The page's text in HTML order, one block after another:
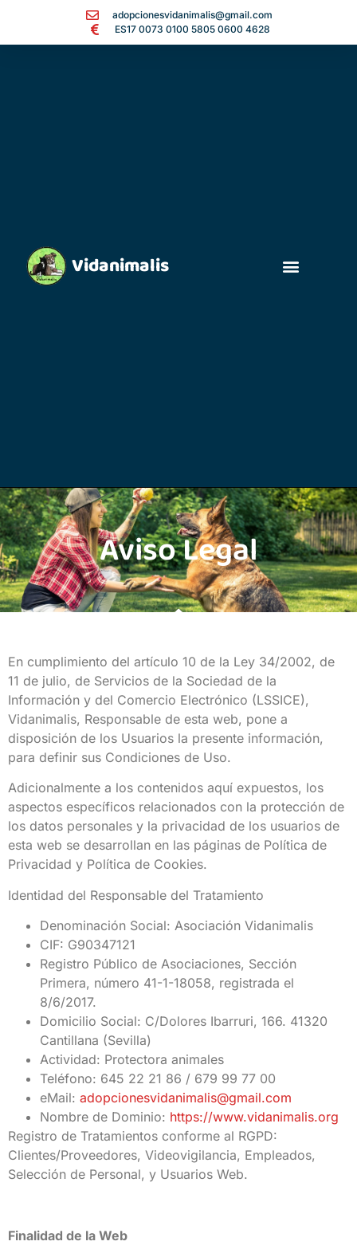
adopcionesvidanimalis@gmail.com
ES17 0073 0100 5805 0600 4628
Vidanimalis
Aviso Legal
En cumplimiento del artículo 10 de la Ley 34/2002, de
11 de julio, de Servicios de la Sociedad de la
Información y del Comercio Electrónico (LSSICE),
Vidanimalis, Responsable de esta web, pone a
disposición de los Usuarios la presente información,
para definir sus Condiciones de Uso.
Adicionalmente a los contenidos aquí expuestos, los
aspectos específicos relacionados con la protección de
los datos personales y la privacidad de los usuarios de
esta web se desarrollan en las páginas de Política de
Privacidad y Política de Cookies.
Identidad del Responsable del Tratamiento
Denominación Social: Asociación Vidanimalis
CIF: G90347121
Registro Público de Asociaciones, Sección
Primera, número 41-1-18058, registrada el
8/6/2017.
Domicilio Social: C/Dolores Ibarruri, 166. 41320
Cantillana (Sevilla)
Actividad: Protectora animales
Teléfono: 645 22 21 86 / 679 99 77 00
eMail: adopcionesvidanimalis@gmail.com
Nombre de Dominio: https://www.vidanimalis.org
Registro de Tratamientos conforme al RGPD:
Clientes/Proveedores, Videovigilancia, Empleados,
Selección de Personal, y Usuarios Web.
Finalidad de la Web